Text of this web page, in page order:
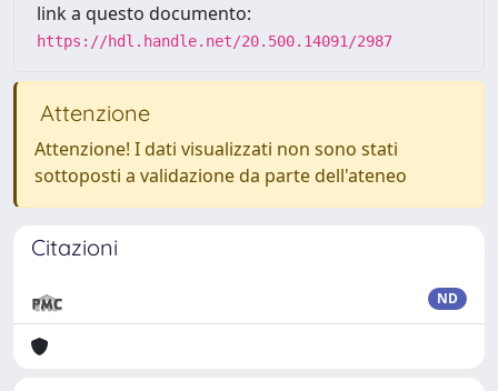
link a questo documento:
https://hdl.handle.net/20.500.14091/2987
Attenzione
Attenzione! I dati visualizzati non sono stati
sottoposti a validazione da parte dell'ateneo
Citazioni
ND